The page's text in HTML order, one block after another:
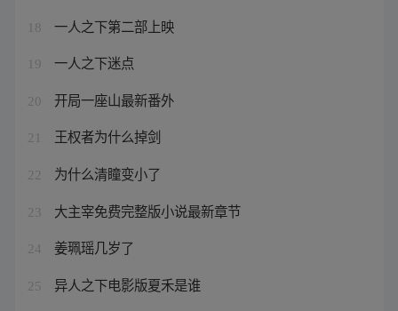
18 一人之下第二部上映
19 一人之下迷点
20 开局一座山最新番外
21 王权者为什么掉剑
22 为什么清瞳变小了
23 大主宰免费完整版小说最新章节
24 姜珮瑶几岁了
25 异人之下电影版夏禾是谁